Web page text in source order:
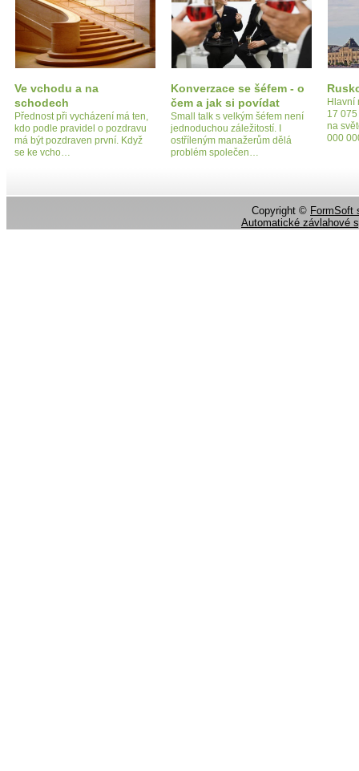
Ve vchodu a na
schodech
Přednost při vycházení má ten,
kdo podle pravidel o pozdravu
má být pozdraven první. Když
se ke vcho…
Konverzace se šéfem - o
čem a jak si povídat
Small talk s velkým šéfem není
jednoduchou záležitostí. I
ostříleným manažerům dělá
problém společen…
Hlavní
17
na
000
Copyright © FormSoft
Automatické závlahové